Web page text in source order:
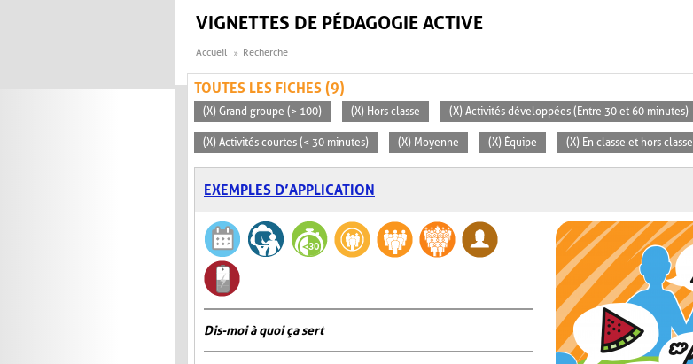
VIGNETTES DE PÉDAGOGIE ACTIVE
Accueil Recherche
TOUTES LES FICHES (9)
(X) Grand groupe (> 100) (X) Hors classe (X) Activités développées (Entre 30 et 60 minutes)
(X) Activités courtes (< 30 minutes) (X) Moyenne (X) Équipe (X) En classe et hors classe
EXEMPLES D’APPLICATION
Dis-moi à quoi ça sert